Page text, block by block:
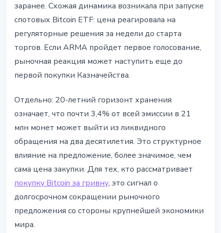
заранее. Схожая динамика возникала при запуске
спотовых Bitcoin ETF: цена реагировала на
регуляторные решения за недели до старта
торгов. Если ARMA пройдет первое голосование,
рыночная реакция может наступить еще до
первой покупки Казначейства.
Отдельно: 20-летний горизонт хранения
означает, что почти 3,4% от всей эмиссии в 21
млн монет может выйти из ликвидного
обращения на два десятилетия. Это структурное
влияние на предложение, более значимое, чем
сама цена закупки. Для тех, кто рассматривает
покупку Bitcoin за гривну, это сигнал о
долгосрочном сокращении рыночного
предложения со стороны крупнейшей экономики
мира.